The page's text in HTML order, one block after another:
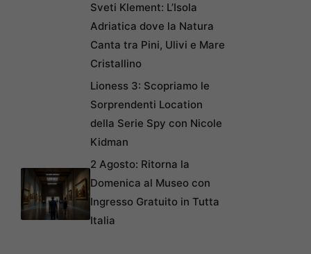
Sveti Klement: L’Isola
Adriatica dove la Natura
Canta tra Pini, Ulivi e Mare
Cristallino
Lioness 3: Scopriamo le
Sorprendenti Location
della Serie Spy con Nicole
Kidman
2 Agosto: Ritorna la
Domenica al Museo con
Ingresso Gratuito in Tutta
Italia